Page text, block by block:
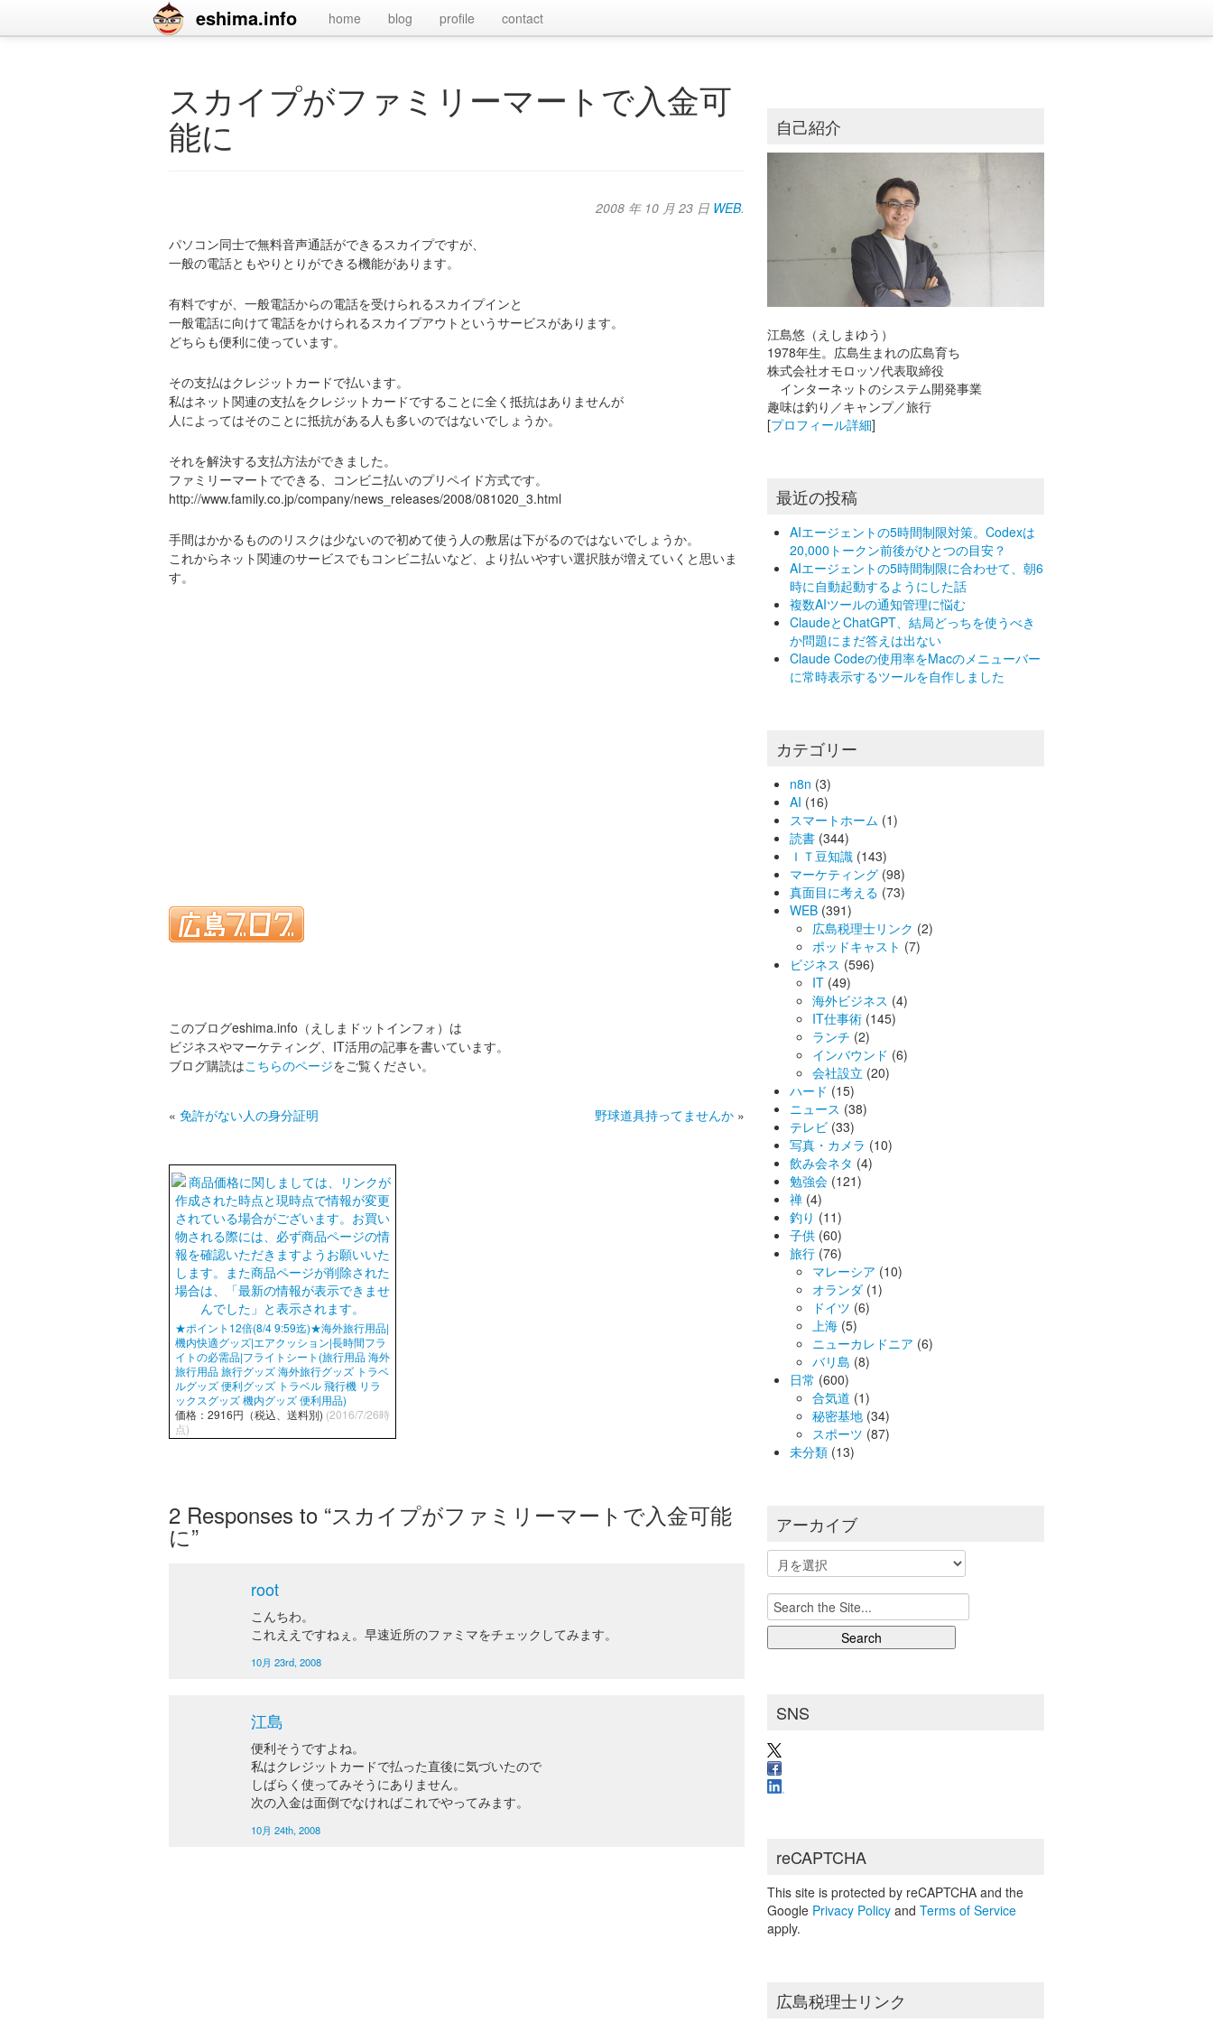
eshima.info home blog profile contact
スカイプがファミリーマートで入金可
能に
2008 年 10 月 23 日 WEB.
パソコン同士で無料音声通話ができるスカイプですが、
一般の電話ともやりとりができる機能があります。
有料ですが、一般電話からの電話を受けられるスカイプインと
一般電話に向けて電話をかけられるスカイプアウトというサービスがあります。
どちらも便利に使っています。
その支払はクレジットカードで払います。
私はネット関連の支払をクレジットカードですることに全く抵抗はありませんが
人によってはそのことに抵抗がある人も多いのではないでしょうか。
それを解決する支払方法ができました。
ファミリーマートでできる、コンビニ払いのプリペイド方式です。
http://www.family.co.jp/company/news_releases/2008/081020_3.html
手間はかかるもののリスクは少ないので初めて使う人の敷居は下がるのではないでしょうか。
これからネット関連のサービスでもコンビニ払いなど、より払いやすい選択肢が増えていくと思いま
す。
このブログeshima.info（えしまドットインフォ）は
ビジネスやマーケティング、IT活用の記事を書いています。
ブログ購読はこちらのページをご覧ください。
« 免許がない人の身分証明 野球道具持ってませんか »
★ポイント12倍(8/4 9:59迄)★海外旅行用品|
機内快適グッズ|エアクッション|長時間フラ
イトの必需品|フライトシート(旅行用品 海外
旅行用品 旅行グッズ 海外旅行グッズ トラベ
ルグッズ 便利グッズ トラベル 飛行機 リラ
ックスグッズ 機内グッズ 便利用品)
価格：2916円（税込、送料別) (2016/7/26時
点)
2 Responses to “スカイプがファミリーマートで入金可能
に”
root
こんちわ。
これええですねぇ。早速近所のファミマをチェックしてみます。
10月 23rd, 2008
江島
便利そうですよね。
私はクレジットカードで払った直後に気づいたので
しばらく使ってみそうにありません。
次の入金は面倒でなければこれでやってみます。
10月 24th, 2008
自己紹介
江島悠（えしまゆう）
1978年生。広島生まれの広島育ち
株式会社オモロッソ代表取締役
インターネットのシステム開発事業
趣味は釣り／キャンプ／旅行
[プロフィール詳細]
最近の投稿
AIエージェントの5時間制限対策。Codexは
20,000トークン前後がひとつの目安？
AIエージェントの5時間制限に合わせて、朝6
時に自動起動するようにした話
複数AIツールの通知管理に悩む
ClaudeとChatGPT、結局どっちを使うべき
か問題にまだ答えは出ない
Claude Codeの使用率をMacのメニューバー
に常時表示するツールを自作しました
カテゴリー
n8n (3)
AI (16)
スマートホーム (1)
読書 (344)
ＩＴ豆知識 (143)
マーケティング (98)
真面目に考える (73)
WEB (391)
広島税理士リンク (2)
ポッドキャスト (7)
ビジネス (596)
IT (49)
海外ビジネス (4)
IT仕事術 (145)
ランチ (2)
インバウンド (6)
会社設立 (20)
ハード (15)
ニュース (38)
テレビ (33)
写真・カメラ (10)
飲み会ネタ (4)
勉強会 (121)
禅 (4)
釣り (11)
子供 (60)
旅行 (76)
マレーシア (10)
オランダ (1)
ドイツ (6)
上海 (5)
ニューカレドニア (6)
バリ島 (8)
日常 (600)
合気道 (1)
秘密基地 (34)
スポーツ (87)
未分類 (13)
アーカイブ
ー
カ
イ
ブ
Search
for:
SNS
reCAPTCHA
This site is protected by reCAPTCHA and the
Google Privacy Policy andTerms of Service
apply.
広島税理士リンク